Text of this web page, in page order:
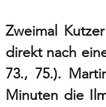
Zweimal
direkt nach
73., 75.).
Minuten die